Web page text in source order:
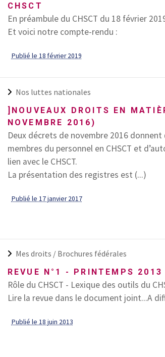
CHSCT
En préambule du CHSCT du 18 février
Et voici notre compte-rendu :
Publié le 18 février 2019
Nos luttes nationales
]NOUVEAUX DROITS EN
NOVEMBRE 2016)
Deux décrets de novembre 2016
membres du personnel en CHSCT et
lien avec le CHSCT.
La présentation des registres est (...)
Publié le 17 janvier 2017
Mes droits / Brochures fédérales
REVUE N°1 - PRINTEMPS 2013
Rôle du CHSCT - Lexique des outils du
Lire la revue dans le document joint...A
Publié le 18 juin 2013